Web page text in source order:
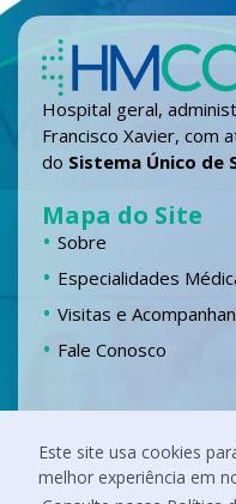
Este site usa cookies
melhor experiência em
Hospital geral,
Francisco Xavier, com
do Sistema Único de
Mapa do Site
Sobre
Especialidades
Visitas e
Fale Conosco
Chácara
Itabira – MG